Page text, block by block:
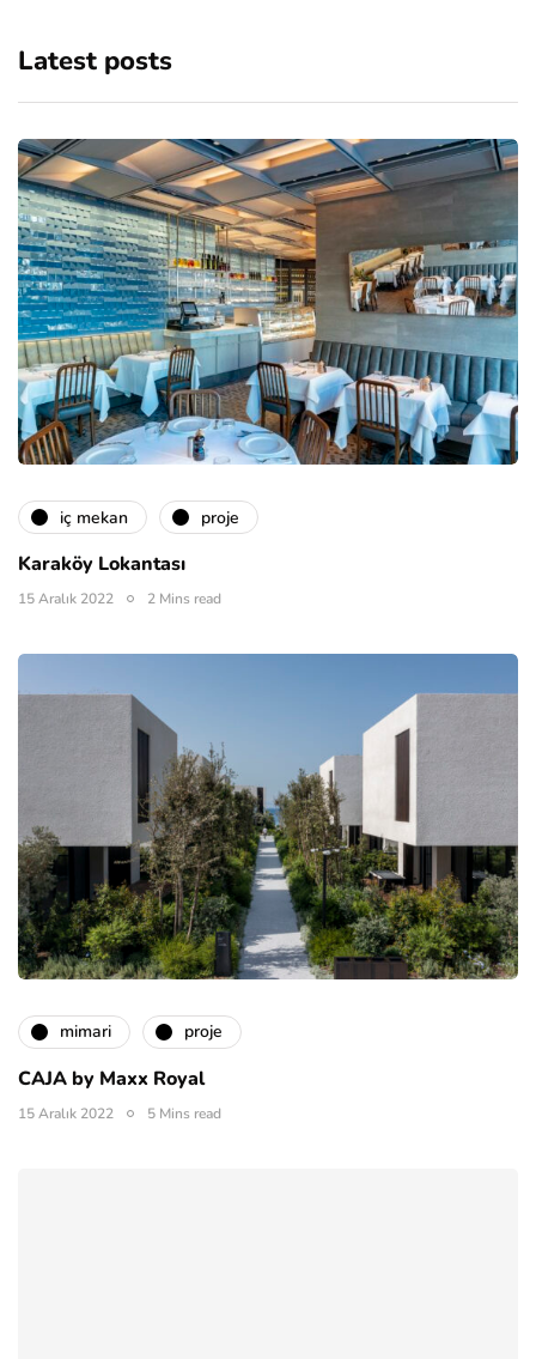
Latest posts
i̇ç mekan proje
Karaköy Lokantası
15 Aralık 2022 2 Mins read
mimari proje
CAJA by Maxx Royal
15 Aralık 2022 5 Mins read